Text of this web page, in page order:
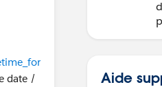
date /
Aide